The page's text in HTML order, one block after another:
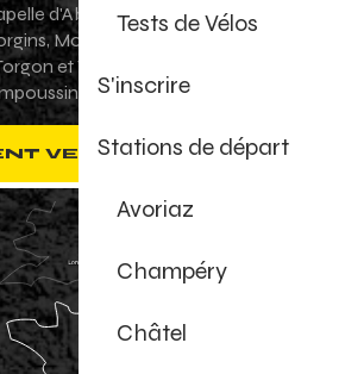
Tests de Vélos
S'inscrire
Stations de départ
Avoriaz
Champéry
Châtel
d'Abondance, Les Gets,
Morzine-Avoriaz, Saint-
et Val-d'Illiez - Les
VENIR ?